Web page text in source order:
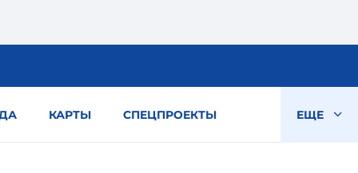
КАРТЫ СПЕЦПРОЕКТЫ ЕЩЕ